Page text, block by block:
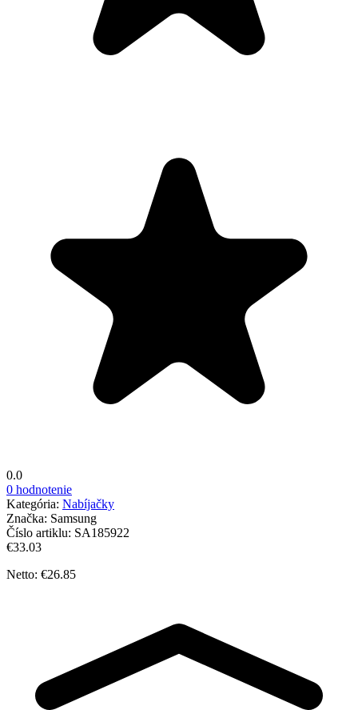
0.0
0 hodnotenie
Kategória: Nabíjačky
Značka: Samsung
Číslo artiklu: SA185922
€33.03
Netto: €26.85